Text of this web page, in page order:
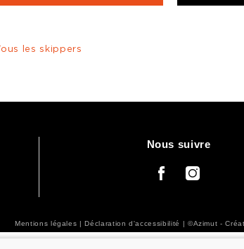
les skippers
Nous suivre
Mentions légales |Déclaration d'accessibilité | ©Azimut -